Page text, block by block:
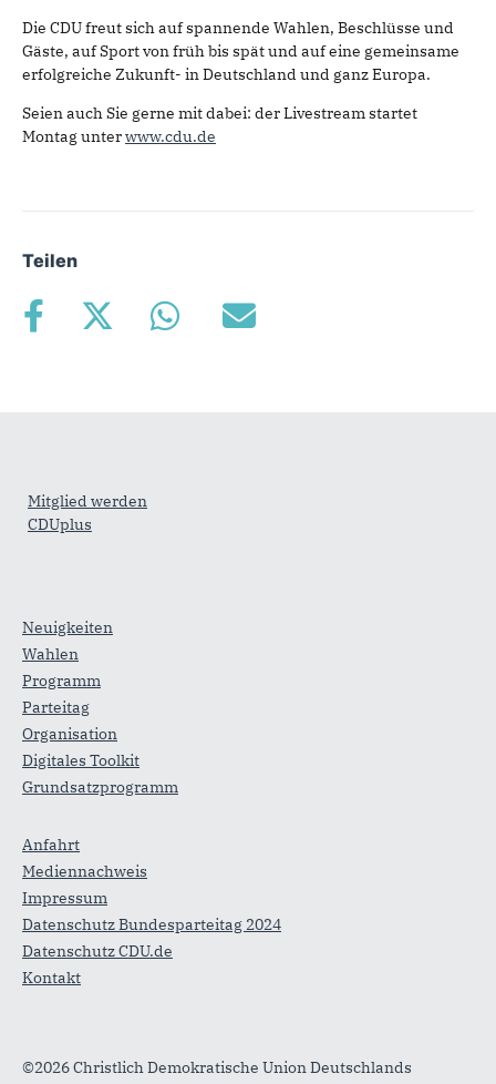
Die CDU freut sich auf spannende Wahlen, Beschlüsse und
Gäste, auf Sport von früh bis spät und auf eine gemeinsame
erfolgreiche Zukunft- in Deutschland und ganz Europa.
Seien auch Sie gerne mit dabei: der Livestream startet
Montag unterwww.cdu.de
Teilen
Fußbereich
Mitglied werden
CDUplus
Neuigkeiten
Wahlen
Programm
Parteitag
Organisation
Digitales Toolkit
Grundsatzprogramm
Anfahrt
Mediennachweis
Impressum
Datenschutz Bundesparteitag 2024
Datenschutz CDU.de
Kontakt
©2026 Christlich Demokratische Union Deutschlands